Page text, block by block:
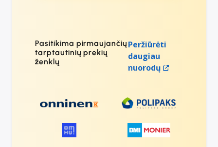
Pasitikima pirmaujančių
tarptautinių prekių
ženklų
Peržiūrėti
daugiau
nuorodų